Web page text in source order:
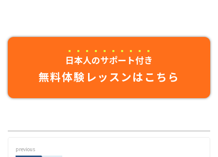
日本人のサポート付き
無料体験レッスンはこちら
previous